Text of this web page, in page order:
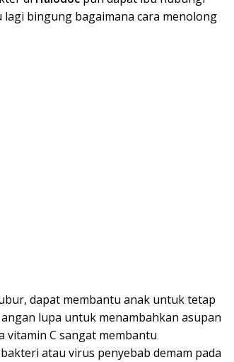
bingung bagaimana cara menolong
dapat membantu anak untuk tetap
lupa untuk menambahkan asupan
vitamin C sangat membantu
atau virus penyebab demam pada